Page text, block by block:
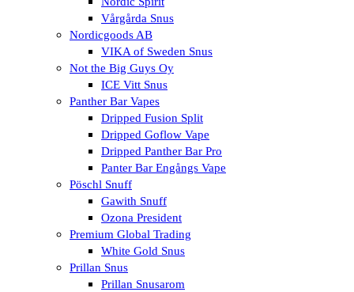
Vårgårda Snus
Nordicgoods AB
VIKA of Sweden Snus
Not the Big Guys Oy
ICE Vitt Snus
Panther Bar Vapes
Dripped Fusion Split
Dripped Goflow Vape
Dripped Panther Bar Pro
Panter Bar Engångs Vape
Pöschl Snuff
Gawith Snuff
Ozona President
Premium Global Trading
White Gold Snus
Prillan Snus
Prillan Snusarom